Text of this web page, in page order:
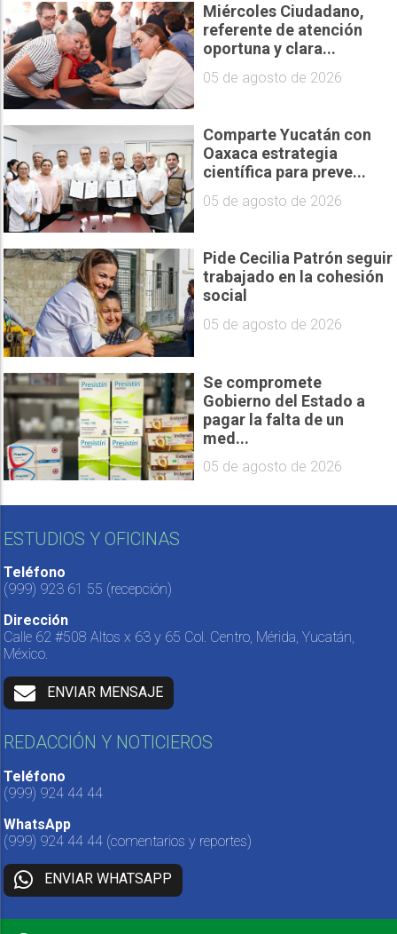
Miércoles Ciudadano,
referente de atención
oportuna y clara...
05 de agosto de 2026
Comparte Yucatán con
Oaxaca estrategia
científica para preve...
05 de agosto de 2026
Pide Cecilia Patrón seguir
trabajado en la cohesión
social
05 de agosto de 2026
Se compromete
Gobierno del Estado a
pagar la falta de un
med...
05 de agosto de 2026
ESTUDIOS Y OFICINAS
Teléfono
(999) 923 61 55 (recepción)
Dirección
Calle 62 #508 Altos x 63 y 65 Col. Centro, Mérida, Yucatán,
México.
ENVIAR MENSAJE
REDACCIÓN Y NOTICIEROS
Teléfono
(999) 924 44 44
WhatsApp
(999) 924 44 44 (comentarios y reportes)
ENVIAR WHATSAPP